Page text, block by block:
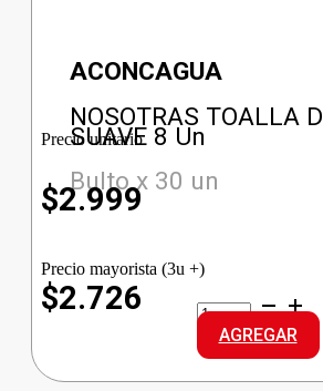
ACONCAGUA
NOSOTRAS TOALLA
SUAVE 8 Un
Bulto x 30 un
Precio unitario
$2.999
Precio mayorista (3u +)
$2.726
NOSOTRAS
TOALLA
DELGADA
SUAVE
cantidad
AGREGAR